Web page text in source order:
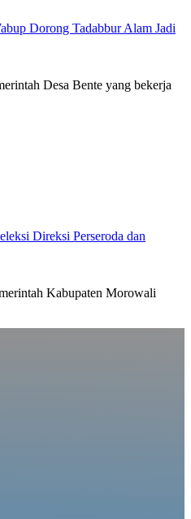
Dorong Tadabbur Alam Jadi
Desa Bente yang bekerja
Direksi Perseroda dan
Kabupaten Morowali